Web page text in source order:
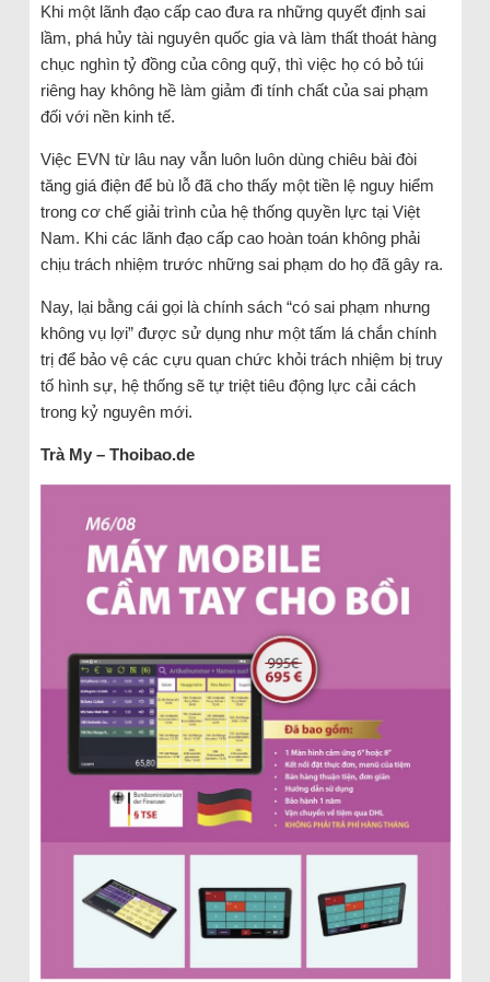
Khi một lãnh đạo cấp cao đưa ra những quyết định sai
lầm, phá hủy tài nguyên quốc gia và làm thất thoát hàng
chục nghìn tỷ đồng của công quỹ, thì việc họ có bỏ túi
riêng hay không hề làm giảm đi tính chất của sai phạm
đối với nền kinh tế.
Việc EVN từ lâu nay vẫn luôn luôn dùng chiêu bài đòi
tăng giá điện để bù lỗ đã cho thấy một tiền lệ nguy hiểm
trong cơ chế giải trình của hệ thống quyền lực tại Việt
Nam. Khi các lãnh đạo cấp cao hoàn toán không phải
chịu trách nhiệm trước những sai phạm do họ đã gây ra.
Nay, lại bằng cái gọi là chính sách “có sai phạm nhưng
không vụ lợi” được sử dụng như một tấm lá chắn chính
trị để bảo vệ các cựu quan chức khỏi trách nhiệm bị truy
tố hình sự, hệ thống sẽ tự triệt tiêu động lực cải cách
trong kỷ nguyên mới.
Trà My – Thoibao.de